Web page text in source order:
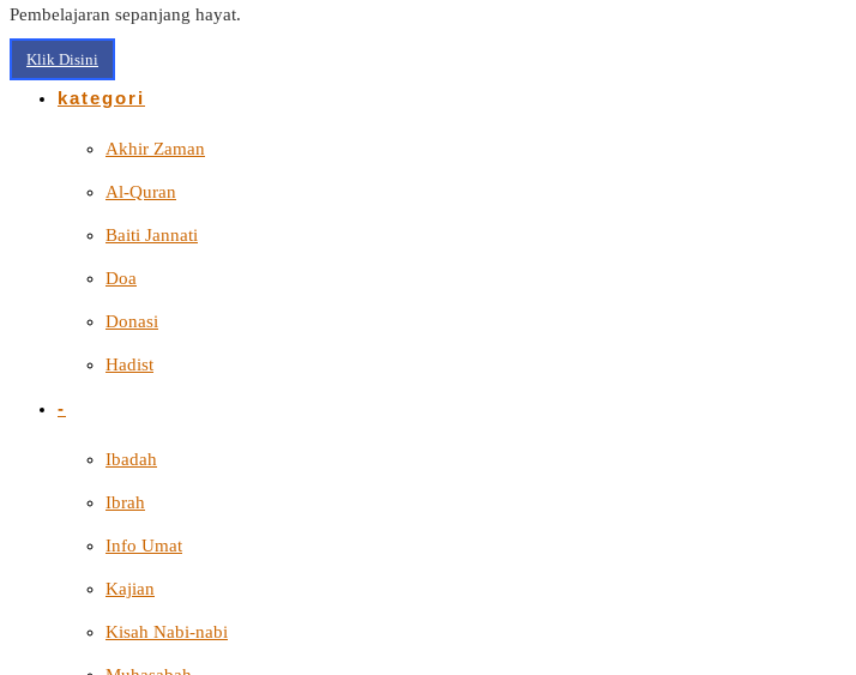
Pembelajaran sepanjang hayat.
Klik Disini
kategori
Akhir Zaman
Al-Quran
Baiti Jannati
Doa
Donasi
Hadist
-
Ibadah
Ibrah
Info Umat
Kajian
Kisah Nabi-nabi